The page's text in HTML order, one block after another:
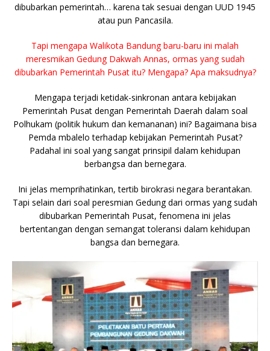
dibubarkan pemerintah… karena tak sesuai dengan UUD 1945
atau pun Pancasila.
Tapi mengapa Walikota Bandung baru-baru ini malah
meresmikan Gedung Dakwah Annas, ormas yang sudah
dibubarkan Pemerintah Pusat itu? Mengapa? Apa maksudnya?
Mengapa terjadi ketidak-sinkronan antara kebijakan
Pemerintah Pusat dengan Pemerintah Daerah dalam soal
Polhukam (politik hukum dan kemananan) ini? Bagaimana bisa
Pemda mbalelo terhadap kebijakan Pemerintah Pusat?
Padahal ini soal yang sangat prinsipil dalam kehidupan
berbangsa dan bernegara.
Ini jelas memprihatinkan, tertib birokrasi negara berantakan.
Tapi selain dari soal peresmian Gedung dari ormas yang sudah
dibubarkan Pemerintah Pusat, fenomena ini jelas
bertentangan dengan semangat toleransi dalam kehidupan
bangsa dan bernegara.